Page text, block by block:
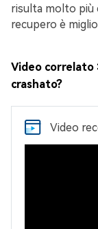
risulta molto più
recupero è
Video correlato
crashato?
Video